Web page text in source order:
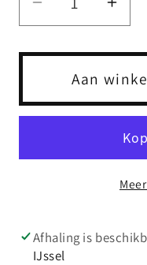
Aantal
verlagen
voor
Kussensloop
Lavendel
(set
2
voor
(set
van
2
Aan
Afhaling is
IJssel